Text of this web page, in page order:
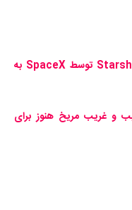
SN11 فضاپیمای جدید Starship توسط SpaceX به
و غریب مریخ هنوز برای